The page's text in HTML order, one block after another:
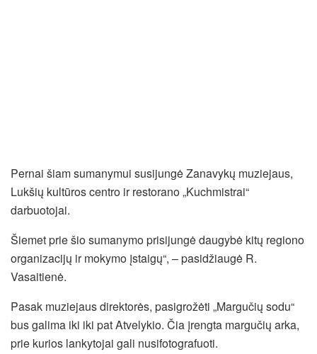
Pernai šiam sumanymui susijungė Zanavykų muziejaus,
Lukšių kultūros centro ir restorano „Kuchmistrai“
darbuotojai.
Šiemet prie šio sumanymo prisijungė daugybė kitų regiono
organizacijų ir mokymo įstaigų“, – pasidžiaugė R.
Vasaitienė.
Pasak muziejaus direktorės, pasigrožėti „Margučių sodu“
bus galima iki iki pat Atvelykio. Čia įrengta margučių arka,
prie kurios lankytojai gali nusifotografuoti.